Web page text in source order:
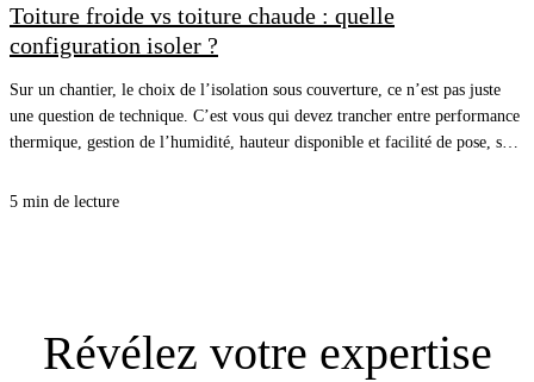
Toiture froide vs toiture chaude : quelle
configuration isoler ?
Sur un chantier, le choix de l’isolation sous couverture, ce n’est pas juste
une question de technique. C’est vous qui devez trancher entre performance
thermique, gestion de l’humidité, hauteur disponible et facilité de pose, sans
d’été comme d’hiver, et vous évitez les désordres qui coûtent cher au retour.
5 min de lecture
Révélez votre expertise